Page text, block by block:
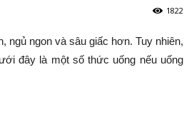
1822
ngon và sâu giấc hơn. Tuy nhiên,
đây là một số thức uống nếu uống